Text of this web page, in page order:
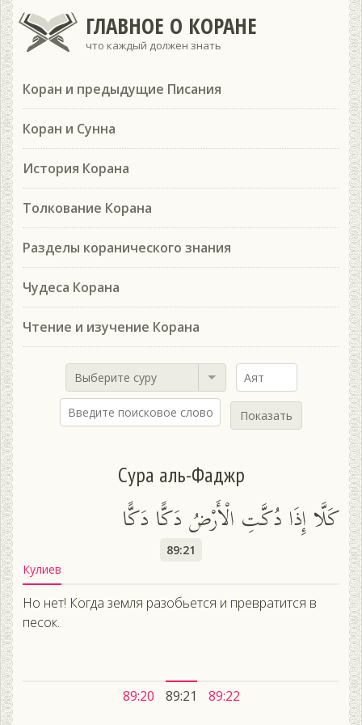
ГЛАВНОЕ О КОРАНЕ
что каждый должен знать
Коран и предыдущие Писания
Коран и Сунна
История Корана
Толкование Корана
Разделы коранического знания
Чудеса Корана
Чтение и изучение Корана
Выберите суру
Показать
Сура аль-Фаджр
كَلَّا إِذَا دُكَّتِ الْأَرْضُ دَكًّا دَكًّا
89:21
Кулиев
Но нет! Когда земля разобьется и превратится в
песок.
89:20 89:21 89:22